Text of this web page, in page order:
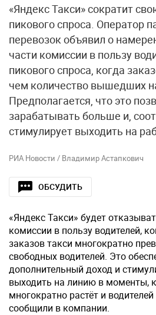
«Яндекс Такси» сократит
пикового спроса. Оператор
перевозок объявил о
части комиссии в пользу
пикового спроса, когда
чем количество вышедших
Предполагается, что это
зарабатывать больше и,
стимулирует выходить на
РИА Новости / Владимир Астапкович
ОБСУДИТЬ
«Яндекс Такси» будет
комиссии в пользу водителей,
заказов такси многократно
свободных водителей. Это
дополнительный доход и
выходить на линию в моменты,
многократно растёт и
сообщили в компании.